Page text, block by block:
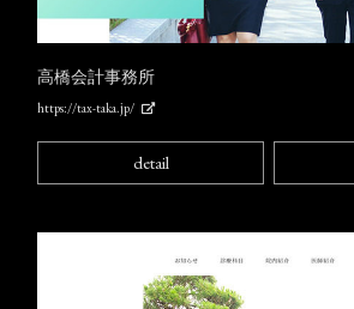
高橋会計事務所
https://tax-taka.jp/
detail